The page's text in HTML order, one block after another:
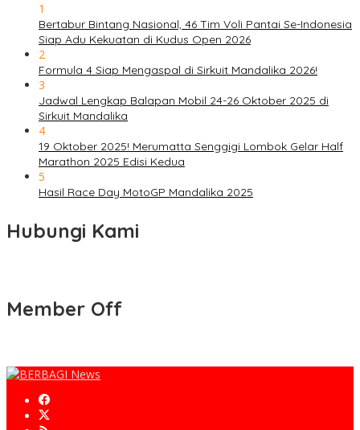
1
Bertabur Bintang Nasional, 46 Tim Voli Pantai Se-Indonesia
Siap Adu Kekuatan di Kudus Open 2026
2
Formula 4 Siap Mengaspal di Sirkuit Mandalika 2026!
3
Jadwal Lengkap Balapan Mobil 24-26 Oktober 2025 di
Sirkuit Mandalika
4
19 Oktober 2025! Merumatta Senggigi Lombok Gelar Half
Marathon 2025 Edisi Kedua
5
Hasil Race Day MotoGP Mandalika 2025
Hubungi Kami
Member Off